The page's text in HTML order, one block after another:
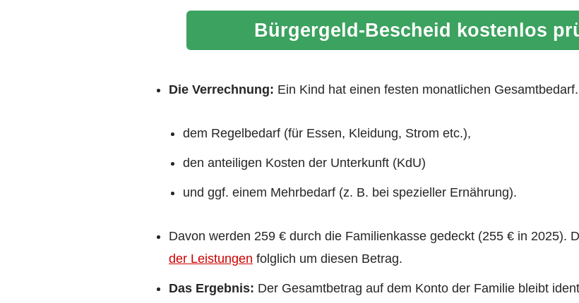
Bürgergeld-Bescheid kostenlos
Die Verrechnung: Ein Kind hat einen festen monatlichen
dem Regelbedarf (für Essen, Kleidung, Strom etc.),
den anteiligen Kosten der Unterkunft (KdU)
und ggf. einem Mehrbedarf (z. B. bei spezieller Ernährung).
Davon werden 259 € durch die Familienkasse gedeckt (255 € in 2025).
der Leistungen folglich um diesen Betrag.
Das Ergebnis: Der Gesamtbetrag auf dem Konto der Familie bleibt